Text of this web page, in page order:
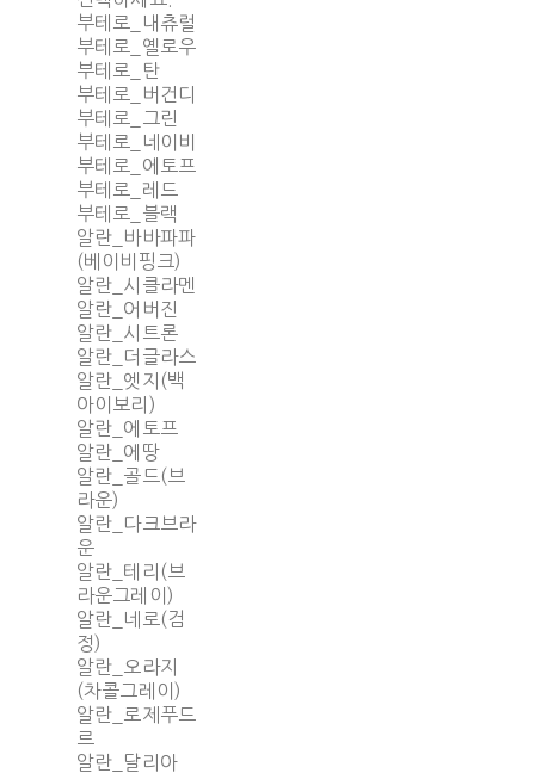
부테로_내츄럴
부테로_옐로우
부테로_탄
부테로_버건디
부테로_그린
부테로_네이비
부테로_에토프
부테로_레드
부테로_블랙
알란_바바파파
(베이비핑크)
알란_시클라멘
알란_어버진
알란_시트론
알란_더글라스
알란_엣지(백
아이보리)
알란_에토프
알란_에땅
알란_골드(브
라운)
알란_다크브라
운
알란_테리(브
라운그레이)
알란_네로(검
정)
알란_오라지
(차콜그레이)
알란_로제푸드
르
알란_달리아